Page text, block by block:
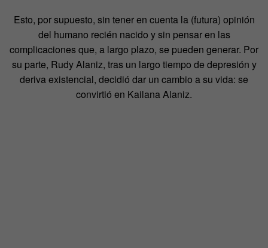
Esto, por supuesto, sin tener en cuenta la (futura) opinión
del humano recién nacido y sin pensar en las
complicaciones que, a largo plazo, se pueden generar. Por
su parte, Rudy Alaniz, tras un largo tiempo de depresión y
deriva existencial, decidió dar un cambio a su vida: se
convirtió en Kailana Alaniz.